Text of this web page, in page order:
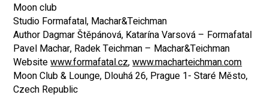
Moon club
Studio Formafatal, Machar&Teichman
Author Dagmar Štěpánová, Katarína Varsová – Formafatal
Pavel Machar, Radek Teichman – Machar&Teichman
Websitewww.formafatal.cz,www.macharteichman.com
Moon Club & Lounge, Dlouhá 26, Prague 1- Staré Město,
Czech Republic